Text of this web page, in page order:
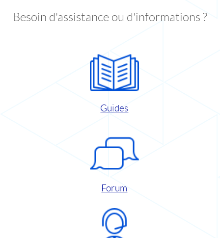
Besoin d'assistance ou d'informations ?
Guides
Forum